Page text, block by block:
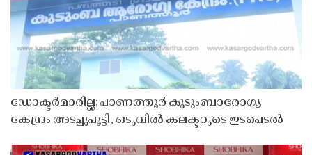
ഡോക്ടർമാരില്ല; പാണത്തൂർ കുടുംബാരോഗ്യ
കേന്ദ്രം അടച്ചുപൂട്ടി, ഒടുവിൽ കലക്ടറുടെ ഇടപെടൽ